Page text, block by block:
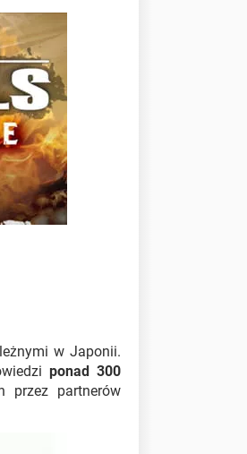
w Japonii.
ponad 300
przez partnerów